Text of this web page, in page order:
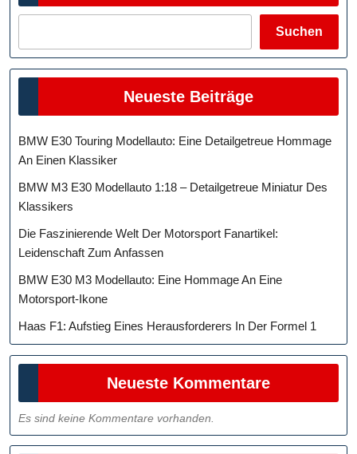
Suchen
Neueste Beiträge
BMW E30 Touring Modellauto: Eine Detailgetreue Hommage
An Einen Klassiker
BMW M3 E30 Modellauto 1:18 – Detailgetreue Miniatur Des
Klassikers
Die Faszinierende Welt Der Motorsport Fanartikel:
Leidenschaft Zum Anfassen
BMW E30 M3 Modellauto: Eine Hommage An Eine
Motorsport-Ikone
Haas F1: Aufstieg Eines Herausforderers In Der Formel 1
Neueste Kommentare
Es sind keine Kommentare vorhanden.